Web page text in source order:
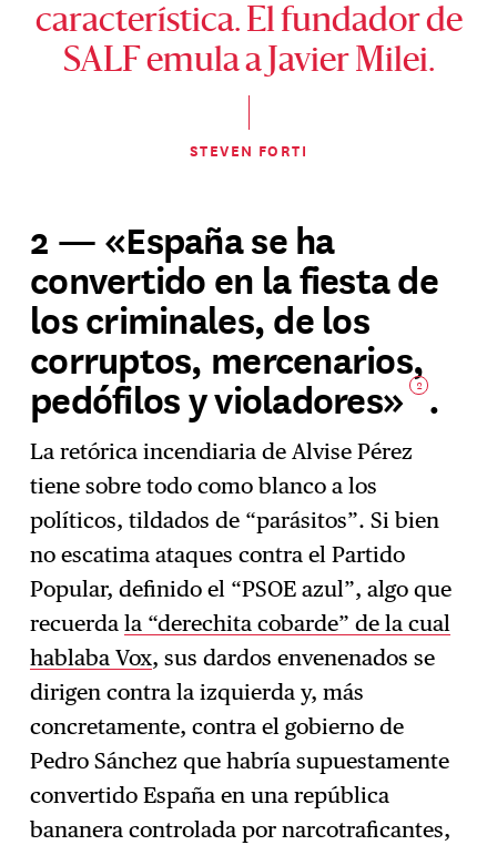
característica. El fundador de
SALF emula a Javier Milei.
STEVEN FORTI
2 — «España se ha
convertido en la fiesta de
los criminales, de los
corruptos, mercenarios,
pedófilos y violadores» 2 .
La retórica incendiaria de Alvise Pérez
tiene sobre todo como blanco a los
políticos, tildados de “parásitos”. Si bien
no escatima ataques contra el Partido
Popular, definido el “PSOE azul”, algo que
recuerdala “derechita cobarde” de la cual
hablaba Vox, sus dardos envenenados se
dirigen contra la izquierda y, más
concretamente, contra el gobierno de
Pedro Sánchez que habría supuestamente
convertido España en una república
bananera controlada por narcotraficantes,